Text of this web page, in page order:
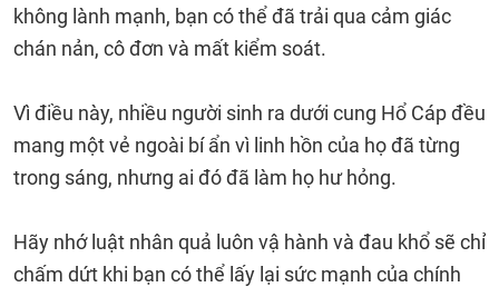
không lành mạnh, bạn có thể đã trải qua cảm giác
chán nản, cô đơn và mất kiểm soát.
Vì điều này, nhiều người sinh ra dưới cung Hổ Cáp đều
mang một vẻ ngoài bí ẩn vì linh hồn của họ đã từng
trong sáng, nhưng ai đó đã làm họ hư hỏng.
Hãy nhớ luật nhân quả luôn vậ hành và đau khổ sẽ chỉ
chấm dứt khi bạn có thể lấy lại sức mạnh của chính